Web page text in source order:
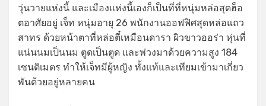
วุ่นวายแห่งนี้ และเมืองแห่งนี้เองก็เป็นที่ที่หนุ่มหล่อสุดฮ็อ
ตอาศัยอยู่ เจ็ท หนุ่มอายุ 26 พนักงานออฟฟิศสุดหล่อแถว
สาทร ด้วยหน้าตาที่หล่อตี๋เหมือนดารา ผิวขาวออร่า หุ่นที่
แน่นนมเป็นนม ตูดเป็นตูด และพ่วงมาด้วยความสูง 184
เซนติเมตร ทำให้เจ็ทมีผู้หญิง ทั้งแท้และเทียมเข้ามาเกี่ยว
พันด้วยอยู่หลายคน